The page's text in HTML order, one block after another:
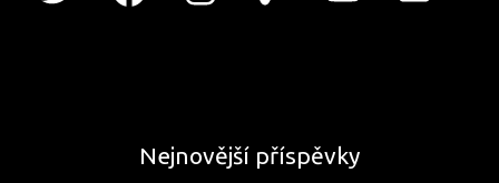
Nejnovější příspěvky